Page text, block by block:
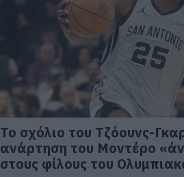
Το σχόλιο του Τζόουνς-
ανάρτηση του Μοντέρο
στους φίλους του